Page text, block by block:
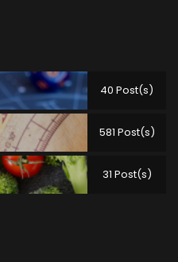
40 Post(s)
581 Post(s)
31 Post(s)